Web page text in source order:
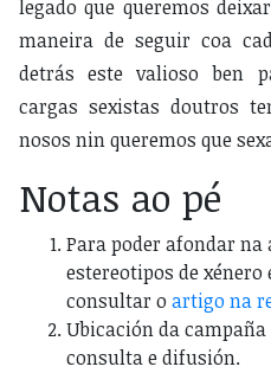
legado que queremos
maneira de seguir coa
detrás este valioso ben
cargas sexistas doutros
nosos nin queremos que
Notas ao pé
Para poder afondar
estereotipos de
consultar o artigo na
Ubicación da campaña
consulta e difusión.